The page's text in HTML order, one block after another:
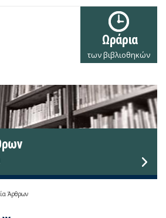
Ωράρια
των βιβλιοθηκών
Άρθρων